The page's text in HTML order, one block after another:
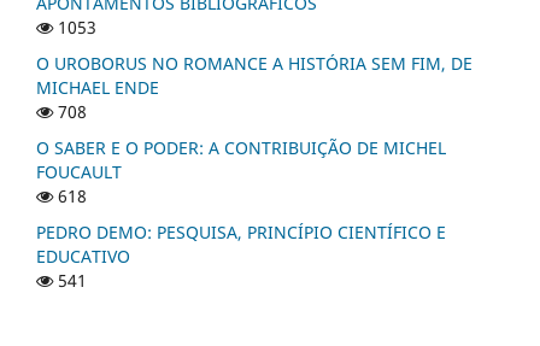
1053
O UROBORUS NO ROMANCE A HISTÓRIA SEM FIM, DE
MICHAEL ENDE
708
O SABER E O PODER: A CONTRIBUIÇÃO DE MICHEL
FOUCAULT
618
PEDRO DEMO: PESQUISA, PRINCÍPIO CIENTÍFICO E
EDUCATIVO
541